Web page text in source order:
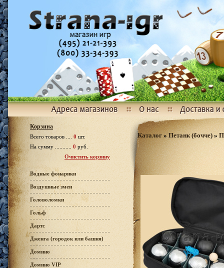
Корзина
Всего товаров ....0 шт.
На сумму ........... 0 руб.
Очистить корзину
Водные фонарики
Воздушные змеи
Головоломки
Гольф
Дартс
Дженга (городок или башня)
Домино
Домино VIP
Каталог»Петанк (бочче)»